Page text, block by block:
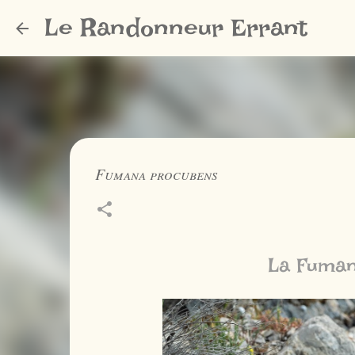
Le Randonneur Errant
Fumana procubens
La